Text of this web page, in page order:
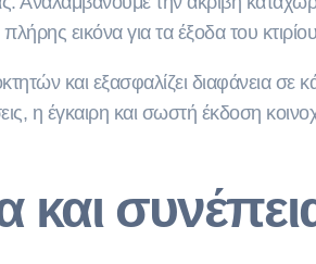
εικόνα για τα έξοδα του
και εξασφαλίζει διαφάνεια σε
η έγκαιρη και σωστή έκδοση
και